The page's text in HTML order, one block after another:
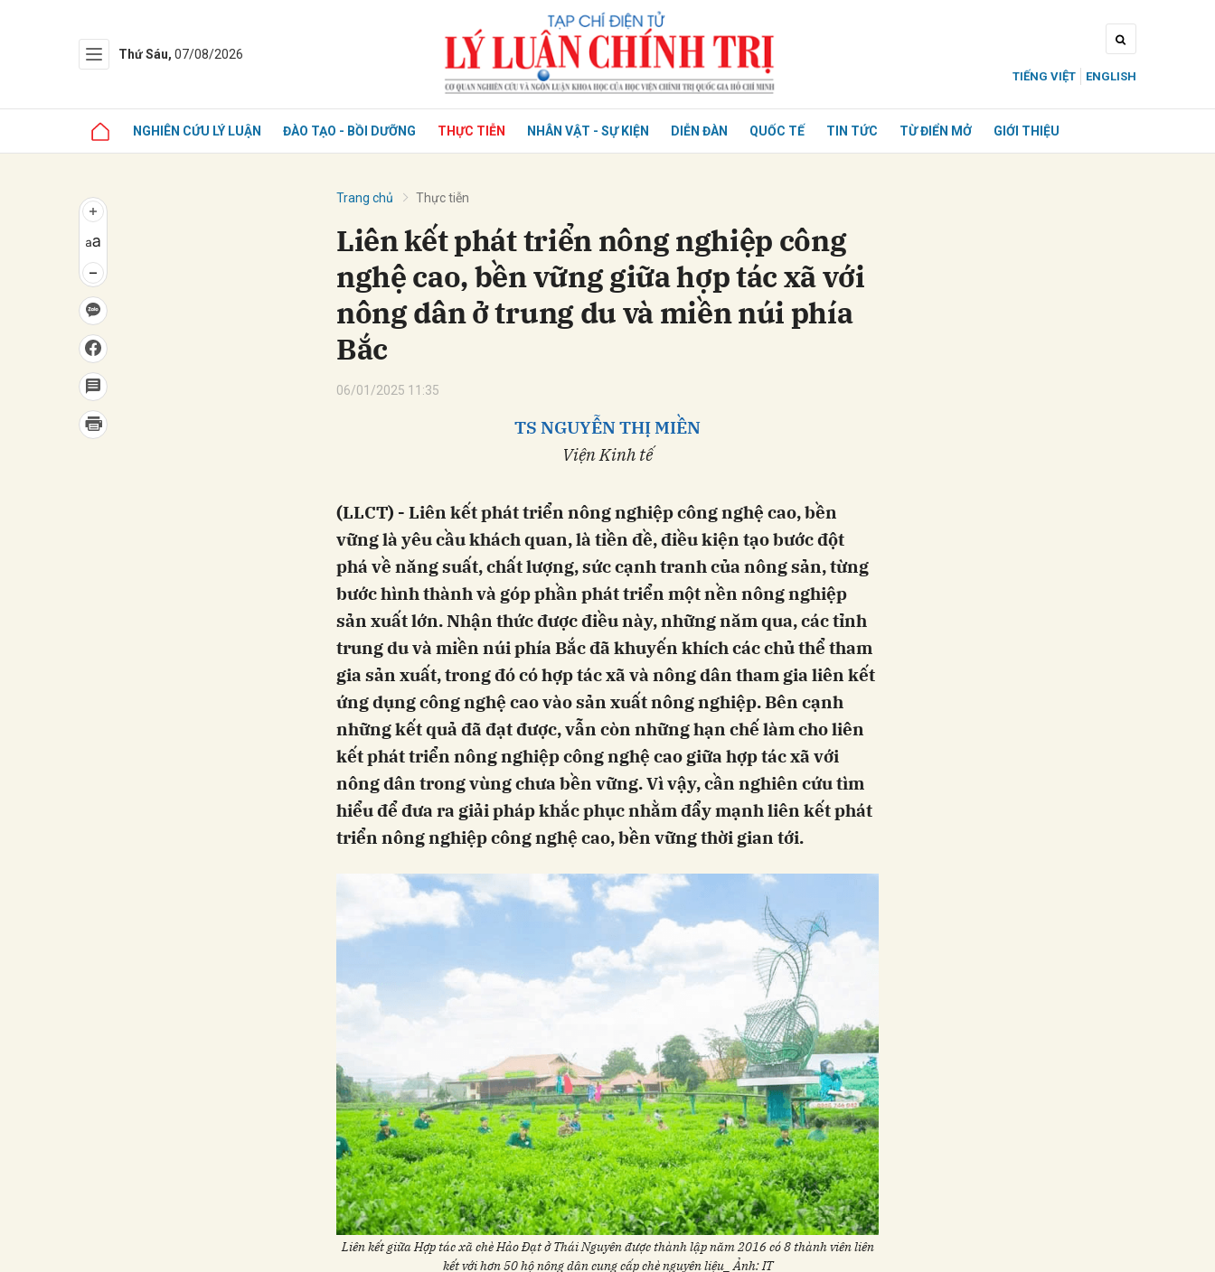
Thứ Sáu, 07/08/2026
TIẾNG VIỆT ENGLISH
NGHIÊN CỨU LÝ LUẬN ĐÀO TẠO - BỒI DƯỠNG THỰC TIỄN NHÂN VẬT - SỰ KIỆN DIỄN ĐÀN QUỐC TẾ TIN TỨC TỪ ĐIỂN MỞ GIỚI THIỆU
Trang chủ Thực tiễn
Liên kết phát triển nông nghiệp công
nghệ cao, bền vững giữa hợp tác xã với
nông dân ở trung du và miền núi phía
Bắc
06/01/2025 11:35
TS NGUYỄN THỊ MIỀN
Viện Kinh tế
(LLCT) - Liên kết phát triển nông nghiệp công nghệ cao, bền
vững là yêu cầu khách quan, là tiền đề, điều kiện tạo bước đột
phá về năng suất, chất lượng, sức cạnh tranh của nông sản, từng
bước hình thành và góp phần phát triển một nền nông nghiệp
sản xuất lớn. Nhận thức được điều này, những năm qua, các tỉnh
trung du và miền núi phía Bắc đã khuyến khích các chủ thể tham
gia sản xuất, trong đó có hợp tác xã và nông dân tham gia liên kết
ứng dụng công nghệ cao vào sản xuất nông nghiệp. Bên cạnh
những kết quả đã đạt được, vẫn còn những hạn chế làm cho liên
kết phát triển nông nghiệp công nghệ cao giữa hợp tác xã với
nông dân trong vùng chưa bền vững. Vì vậy, cần nghiên cứu tìm
hiểu để đưa ra giải pháp khắc phục nhằm đẩy mạnh liên kết phát
triển nông nghiệp công nghệ cao, bền vững thời gian tới.
Liên kết giữa Hợp tác xã chè Hảo Đạt ở Thái Nguyên được thành lập năm 2016 có 8 thành viên liên
kết với hơn 50 hộ nông dân cung cấp chè nguyên liệu_ Ảnh: IT